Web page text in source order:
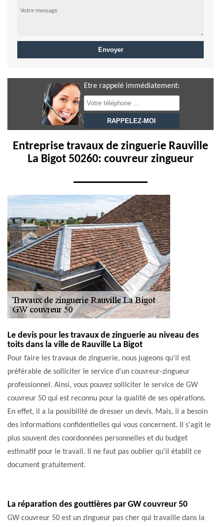
Etre rappelé immédiatement:
Entreprise travaux de zinguerie Rauville
La Bigot 50260: couvreur zingueur
Le devis pour les travaux de zinguerie au niveau des
toits dans la ville de Rauville La Bigot
Pour faire les travaux de zinguerie, nous jugeons qu'il est
préférable de solliciter le service d'un couvreur-zingueur
professionnel. Ainsi, vous pouvez solliciter le service de GW
couvreur 50 qui est reconnu pour la qualité de ses opérations.
En effet, il a la possibilité de dresser un devis. Mais, il a besoin
des informations confidentielles qui vous concernent. Il s'agit le
plus souvent des coordonnées personnelles et du budget
estimatif pour le travail. Il ne faut pas oublier qu'il établit ce
document gratuitement.
La réparation des gouttières par GW couvreur 50
GW couvreur 50 est un zingueur pas cher qui travaille dans la